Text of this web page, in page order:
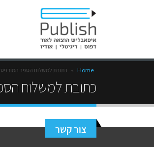
Home
» כתובת למשלוח הספר המודפס
כתובת למשלוח
צור קשר